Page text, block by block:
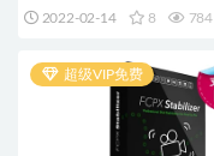
Glitch M1
2022-02-14 8 784
超级VIP免费